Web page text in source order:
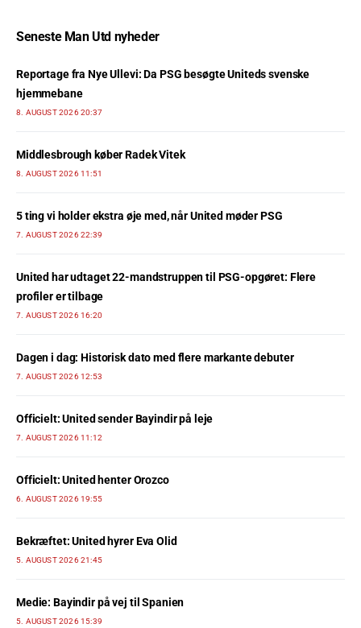
Seneste Man Utd nyheder
Reportage fra Nye Ullevi: Da PSG besøgte Uniteds svenske
hjemmebane
8. AUGUST 2026 20:37
Middlesbrough køber Radek Vitek
8. AUGUST 2026 11:51
5 ting vi holder ekstra øje med, når United møder PSG
7. AUGUST 2026 22:39
United har udtaget 22-mandstruppen til PSG-opgøret: Flere
profiler er tilbage
7. AUGUST 2026 16:20
Dagen i dag: Historisk dato med flere markante debuter
7. AUGUST 2026 12:53
Officielt: United sender Bayindir på leje
7. AUGUST 2026 11:12
Officielt: United henter Orozco
6. AUGUST 2026 19:55
Bekræftet: United hyrer Eva Olid
5. AUGUST 2026 21:45
Medie: Bayindir på vej til Spanien
5. AUGUST 2026 15:39